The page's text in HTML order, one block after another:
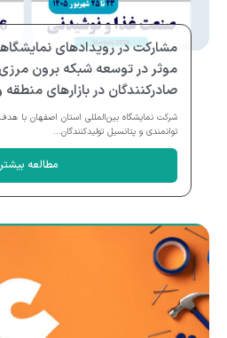
مشارکت در رویدادهای
موثر در توسعه شبکه برون
صادرکنندگان در بازارهای
شرکت نمایشگاه بین‌المللی استان اصفهان با
توانمندی و پتانسیل تولیدکنندگان...
مطالعه بیشتر